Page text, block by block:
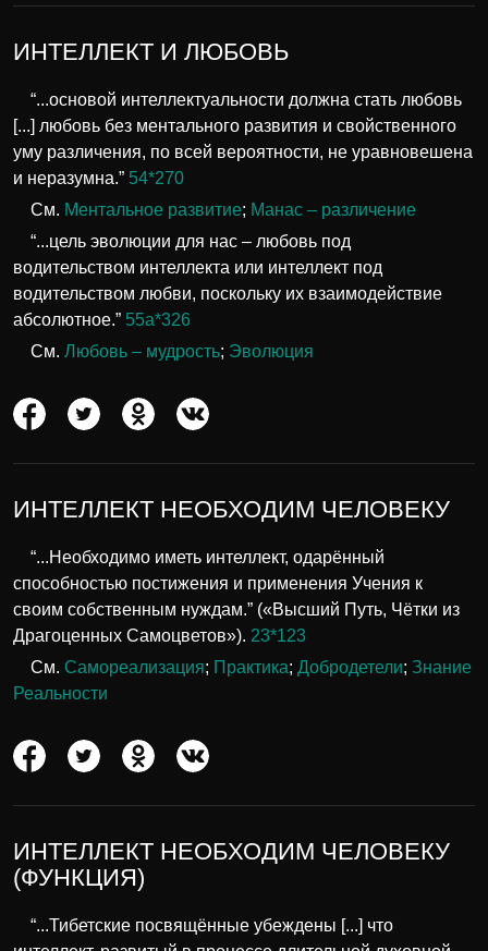
ИНТЕЛЛЕКТ И ЛЮБОВЬ
“...основой интеллектуальности должна стать любовь
[...] любовь без ментального развития и свойственного
уму различения, по всей вероятности, не уравновешена
и неразумна.” 54*270
См. Ментальное развитие; Манас – различение
“...цель эволюции для нас – любовь под
водительством интеллекта или интеллект под
водительством любви, поскольку их взаимодействие
абсолютное.” 55а*326
См. Любовь – мудрость; Эволюция
ИНТЕЛЛЕКТ НЕОБХОДИМ ЧЕЛОВЕКУ
“...Необходимо иметь интеллект, одарённый
способностью постижения и применения Учения к
своим собственным нуждам.” («Высший Путь, Чётки из
Драгоценных Самоцветов»). 23*123
См. Самореализация; Практика; Добродетели; Знание
Реальности
ИНТЕЛЛЕКТ НЕОБХОДИМ ЧЕЛОВЕКУ
(ФУНКЦИЯ)
“...Тибетские посвящённые убеждены [...] что